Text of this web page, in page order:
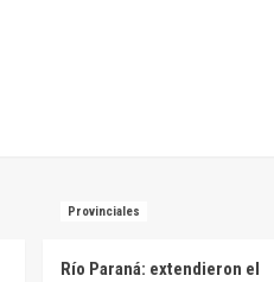
Provinciales
Río Paraná: extendieron el